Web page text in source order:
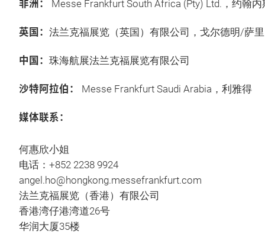
非洲： Messe Frankfurt South Africa (Pty) Ltd.，约翰内
英国： 法兰克福展览（英国）有限公司，戈尔德明/萨里
中国： 珠海航展法兰克福展览有限公司
沙特阿拉伯： Messe Frankfurt Saudi Arabia，利雅得
媒体联系：
何惠欣小姐
电话：+852 2238 9924
angel.ho@hongkong.messefrankfurt.com
法兰克福展览（香港）有限公司
香港湾仔港湾道26号
华润大厦35楼